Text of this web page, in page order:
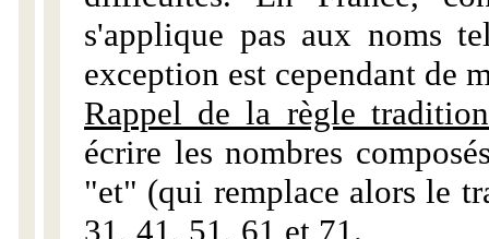
s'applique pas aux noms
exception est cependant de
Rappel de la règle
écrire les nombres
"et" (qui remplace alors le
31, 41, 51, 61 et 71.